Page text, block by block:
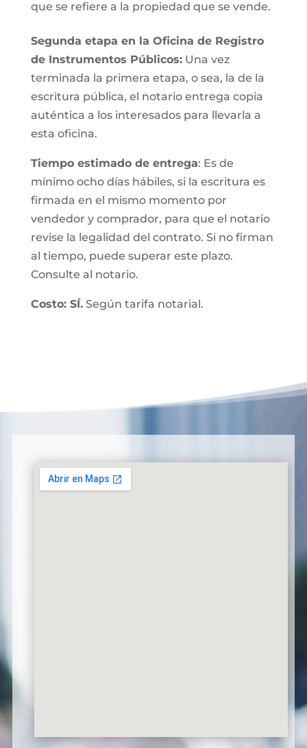
que se refiere a la propiedad que se vende.
Segunda etapa en la Oficina de Registro
de Instrumentos Públicos:Una vez
terminada la primera etapa, o sea, la de la
escritura pública, el notario entrega copia
auténtica a los interesados para llevarla a
esta oficina.
Tiempo estimado de entrega: Es de
mínimo ocho días hábiles, si la escritura es
firmada en el mismo momento por
vendedor y comprador, para que el notario
revise la legalidad del contrato. Si no firman
al tiempo, puede superar este plazo.
Consulte al notario.
Costo: SÍ.Según tarifa notarial.